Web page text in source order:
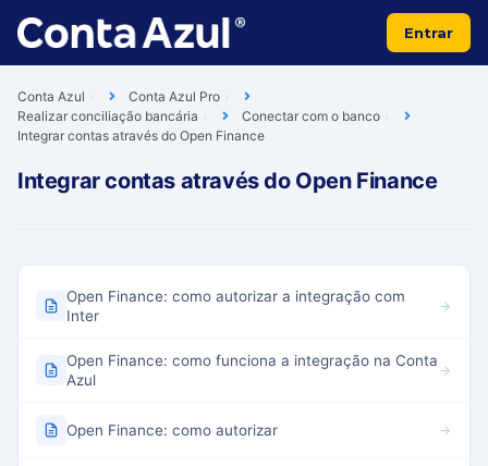
Entrar
Conta Azul
Conta Azul Pro
Realizar conciliação bancária
Conectar com o banco
Integrar contas através do Open Finance
Integrar contas através do Open Finance
Open Finance: como autorizar a integração com
Inter
Open Finance: como funciona a integração na Conta
Azul
Open Finance: como autorizar